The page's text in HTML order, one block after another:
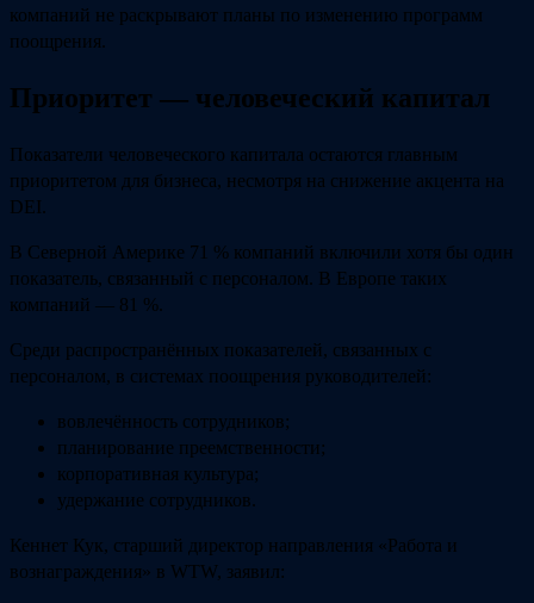
компаний не раскрывают планы по изменению программ
поощрения.
Приоритет — человеческий капитал
Показатели человеческого капитала остаются главным
приоритетом для бизнеса, несмотря на снижение акцента на
DEI.
В Северной Америке 71 % компаний включили хотя бы один
показатель, связанный с персоналом. В Европе таких
компаний — 81 %.
Среди распространённых показателей, связанных с
персоналом, в системах поощрения руководителей:
вовлечённость сотрудников;
планирование преемственности;
корпоративная культура;
удержание сотрудников.
Кеннет Кук, старший директор направления «Работа и
вознаграждения» в WTW, заявил: